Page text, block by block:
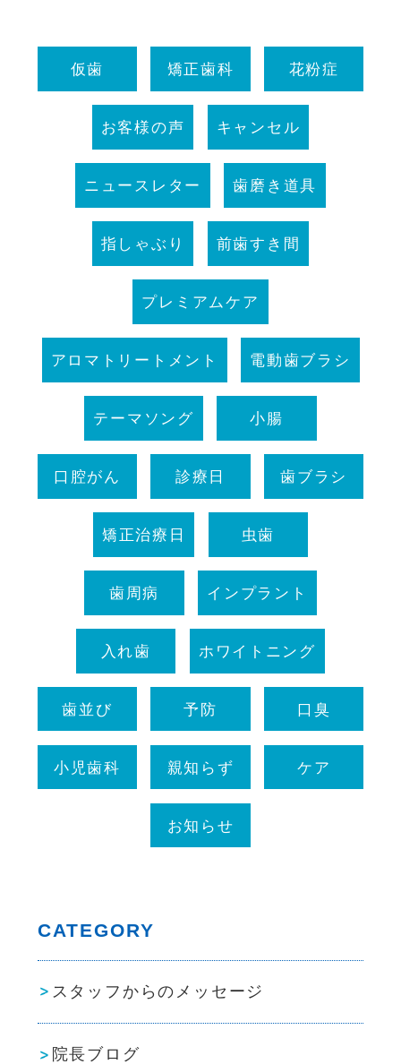
仮歯 矯正歯科 花粉症
お客様の声 キャンセル
ニュースレター 歯磨き道具
指しゃぶり 前歯すき間
プレミアムケア
アロマトリートメント 電動歯ブラシ
テーマソング 小腸
口腔がん 診療日 歯ブラシ
矯正治療日 虫歯
歯周病 インプラント
入れ歯 ホワイトニング
歯並び 予防 口臭
小児歯科 親知らず ケア
お知らせ
CATEGORY
スタッフからのメッセージ
院長ブログ